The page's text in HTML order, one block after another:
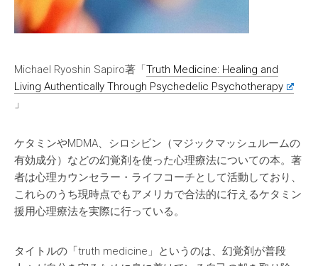
Michael Ryoshin Sapiro著「Truth Medicine: Healing and
Living Authentically Through Psychedelic Psychotherapy
」
ケタミンやMDMA、シロシビン（マジックマッシュルームの
有効成分）などの幻覚剤を使った心理療法についての本。著
者は心理カウンセラー・ライフコーチとして活動しており、
これらのうち現時点でもアメリカで合法的に行えるケタミン
援用心理療法を実際に行っている。
タイトルの「truth medicine」というのは、幻覚剤が普段